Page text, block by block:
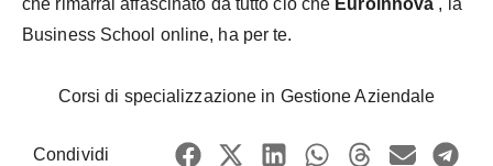
che rimarrai affascinato da tutto ciò che Euroinnova , la
Business School online, ha per te.
Corsi di specializzazione in Gestione Aziendale
Condividi